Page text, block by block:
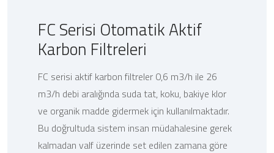
FC Serisi Otomatik Aktif
Karbon Filtreleri
FC serisi aktif karbon filtreler 0,6 m3/h ile 26
m3/h debi aralığında suda tat, koku, bakiye klor
ve organik madde gidermek için kullanılmaktadır.
Bu doğrultuda sistem insan müdahalesine gerek
kalmadan valf üzerinde set edilen zamana göre